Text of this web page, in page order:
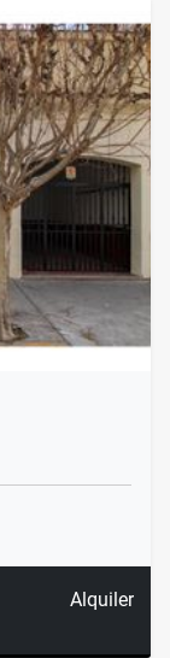
Alquiler